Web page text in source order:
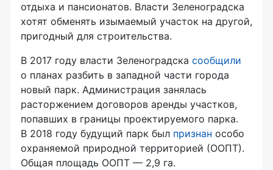
отдыха и пансионатов. Власти Зеленоградска
хотят обменять изымаемый участок на другой,
пригодный для строительства.
В 2017 году власти Зеленоградска сообщили
о планах разбить в западной части города
новый парк. Администрация занялась
расторжением договоров аренды участков,
попавших в границы проектируемого парка.
В 2018 году будущий парк был признан особо
охраняемой природной территорией (ООПТ).
Общая площадь ООПТ — 2,9 га.